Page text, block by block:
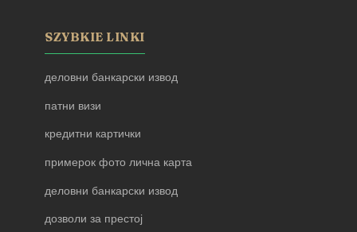
SZYBKIE LINKI
деловни банкарски извод
патни визи
кредитни картички
примерок фото лична карта
деловни банкарски извод
дозволи за престој